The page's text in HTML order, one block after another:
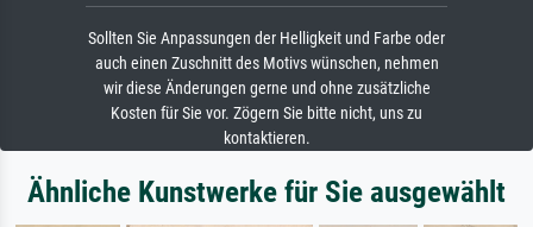
Sollten Sie Anpassungen der Helligkeit und Farbe oder
auch einen Zuschnitt des Motivs wünschen, nehmen
wir diese Änderungen gerne und ohne zusätzliche
Kosten für Sie vor. Zögern Sie bitte nicht, uns zu
kontaktieren.
Ähnliche Kunstwerke für Sie ausgewählt